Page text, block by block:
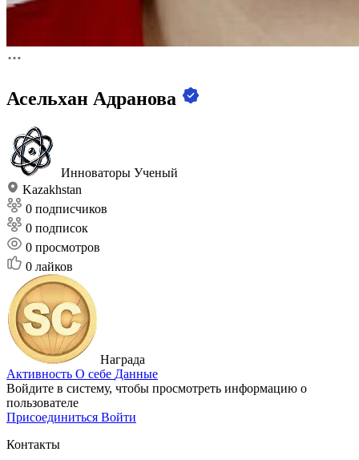
Асельхан Адранова
Инноваторы Ученый
Kazakhstan
0 подписчиков
0 подписок
0 просмотров
0 лайков
Награда
Активность О себе Данные
Войдите в систему, чтобы просмотреть информацию о
пользователе
Присоединиться Войти
Контакты